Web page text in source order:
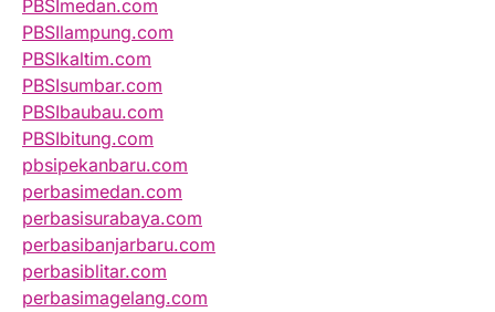
PBSImedan.com
PBSIlampung.com
PBSIkaltim.com
PBSIsumbar.com
PBSIbaubau.com
PBSIbitung.com
pbsipekanbaru.com
perbasimedan.com
perbasisurabaya.com
perbasibanjarbaru.com
perbasiblitar.com
perbasimagelang.com